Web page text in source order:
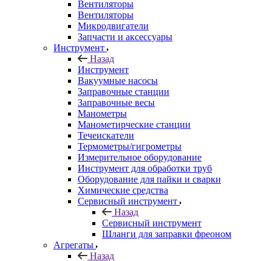
Вентиляторы
Вентиляторы
Микродвигатели
Запчасти и аксессуары
Инструмент
Назад
Инструмент
Вакуумные насосы
Заправочные станции
Заправочные весы
Манометры
Манометирческие станции
Течеискатели
Термометры/гигрометры
Измерительное оборудование
Инструмент для обработки труб
Оборудование для пайки и сварки
Химические средства
Сервисный инструмент
Назад
Сервисный инструмент
Шланги для заправки фреоном
Агрегаты
Назад